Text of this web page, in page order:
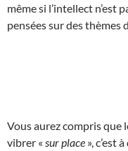
même si l’intellect n’est
pensées sur des thèmes
Vous aurez compris que
vibrer « sur place », c’est